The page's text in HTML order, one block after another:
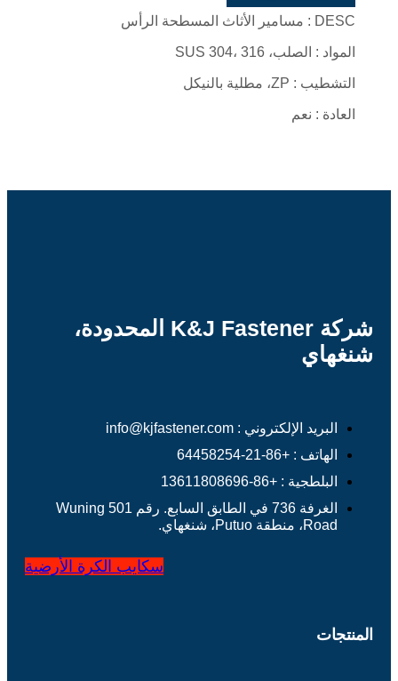
DESC : مسامير الأثاث المسطحة الرأس
المواد : الصلب، SUS 304، 316
التشطيب : ZP، مطلية بالنيكل
العادة : نعم
شركة K&J Fastener المحدودة،
شنغهاي
البريد الإلكتروني : info@kjfastener.com
الهاتف : +86-21-64458254
البلطجية : +86-13611808696
الغرفة 736 في الطابق السابع. رقم 501 Wuning
Road، منطقة Putuo، شنغهاي.
سكايب الكرة الأرضية
المنتجات